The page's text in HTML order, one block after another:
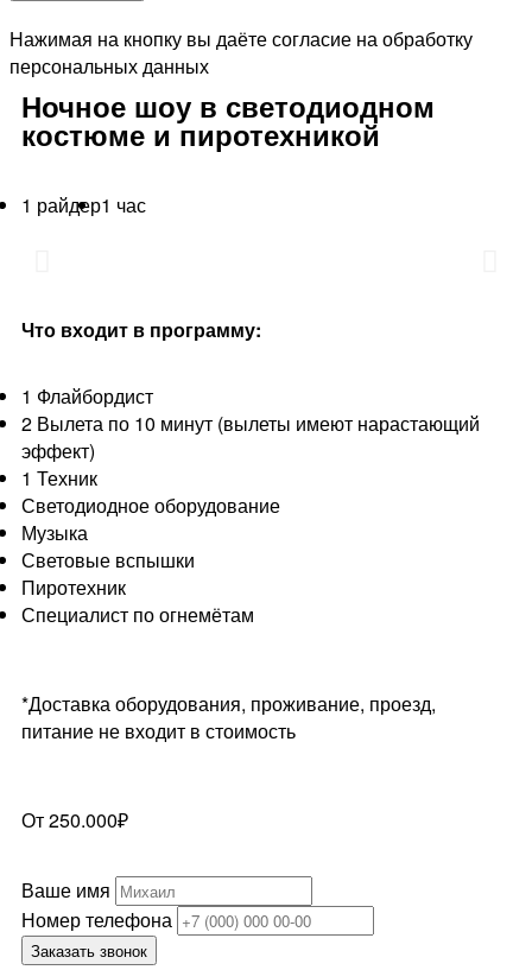
Нажимая на кнопку вы даёте согласие на обработку
персональных данных
Ночное шоу в светодиодном
костюме и пиротехникой
1 райдер1 час
Что входит в программу:
1 Флайбордист
2 Вылета по 10 минут (вылеты имеют нарастающий
эффект)
1 Техник
Светодиодное оборудование
Музыка
Световые вспышки
Пиротехник
Специалист по огнемётам
*Доставка оборудования, проживание, проезд,
питание не входит в стоимость
От 250.000₽
Ваше имя
Номер телефона
Заказать звонок